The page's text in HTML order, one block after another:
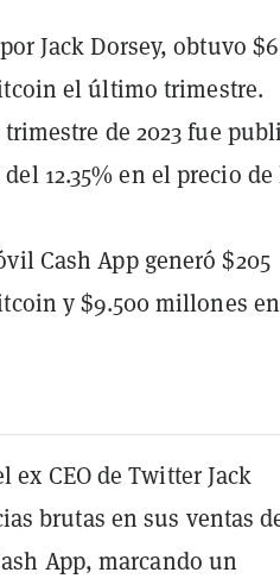
Jack Dorsey, obtuvo
el último trimestre.
de 2023 fue
12.35% en el precio de
Cash App generó $205
y $9.500 millones en
CEO de Twitter Jack
brutas en sus ventas
App, marcando un